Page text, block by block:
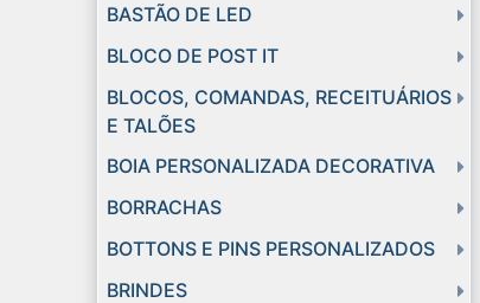
BASTÃO DE LED
BLOCO DE POST IT
BLOCOS, COMANDAS, RECEITUÁRIOS
E TALÕES
BOIA PERSONALIZADA DECORATIVA
BORRACHAS
BOTTONS E PINS PERSONALIZADOS
BRINDES